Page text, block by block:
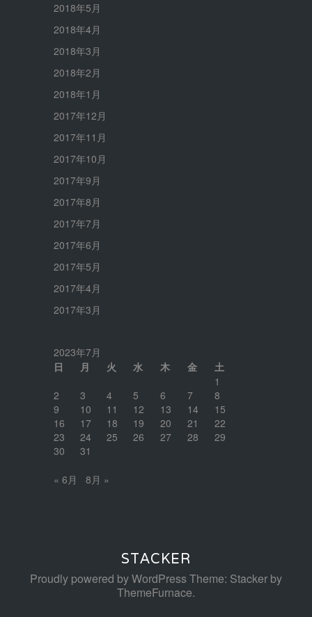
2018年5月
2018年4月
2018年3月
2018年2月
2018年1月
2017年12月
2017年11月
2017年10月
2017年9月
2017年8月
2017年7月
2017年6月
2017年5月
2017年4月
2017年3月
2023年7月
日
月 火 水 木 金
土
1
2
3 4 5 6 7
8
9
10 11 12 13 14
15
16
17 18 19 20 21
22
23
24 25 26 27 28
29
30
31
« 6月 8月 »
STACKER
Proudly powered by WordPressTheme: Stacker by
ThemeFurnace.